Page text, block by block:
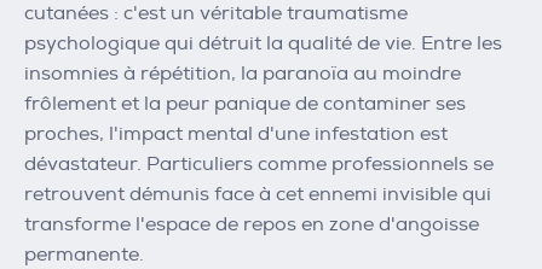
cutanées : c'est un véritable traumatisme
psychologique qui détruit la qualité de vie. Entre les
insomnies à répétition, la paranoïa au moindre
frôlement et la peur panique de contaminer ses
proches, l'impact mental d'une infestation est
dévastateur. Particuliers comme professionnels se
retrouvent démunis face à cet ennemi invisible qui
transforme l'espace de repos en zone d'angoisse
permanente.